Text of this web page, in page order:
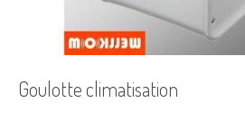
Goulotte climatisation